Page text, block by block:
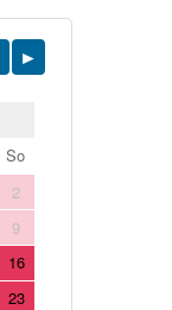
So
2
9
16
23